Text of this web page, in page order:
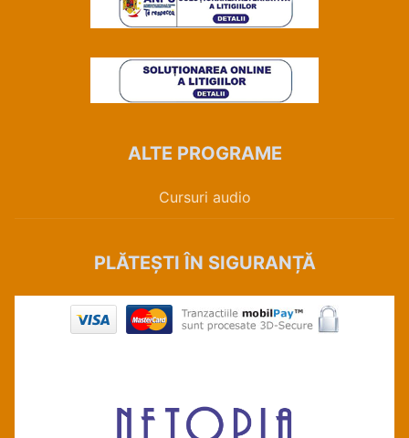
ALTE PROGRAME
Cursuri audio
PLĂTEȘTI ÎN SIGURANȚĂ